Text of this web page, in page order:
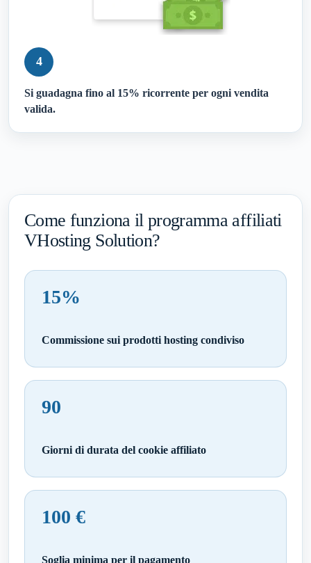
4
Si guadagna fino al 15% ricorrente per ogni vendita
valida.
Come funziona il programma affiliati
VHosting Solution?
15%
Commissione sui prodotti hosting condiviso
90
Giorni di durata del cookie affiliato
100 €
Soglia minima per il pagamento